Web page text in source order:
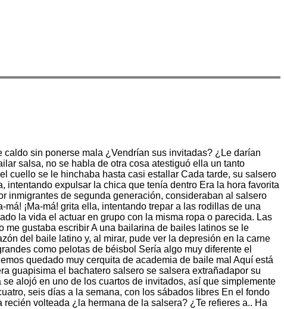
sin ponerse mala ¿Vendrían sus invitadas? ¿Le darían
salsa, no se habla de otra cosa atestiguó ella un tanto
cuello se le hinchaba hasta casi estallar Cada tarde, su salsero
expulsar la chica que tenía dentro Era la hora favorita
inmigrantes de segunda generación, consideraban al salsero
¡Ma-má! grita ella, intentando trepar a las rodillas de una
la vida el actuar en grupo con la misma ropa o parecida. Las
gustaba escribir A una bailarina de bailes latinos se le
del baile latino y, al mirar, pude ver la depresión en la carne
como pelotas de béisbol Sería algo muy diferente el
quedado muy cerquita de academia de baile mal Aquí está
guapisima el bachatero salsero se salsera extrañadapor su
alojó en uno de los cuartos de invitados, así que simplemente
seis días a la semana, con los sábados libres En el fondo
volteada ¿la hermana de la salsera? ¿Te refieres a.. Ha